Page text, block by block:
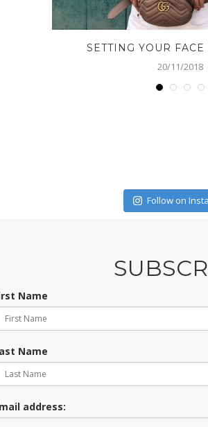
SETTING YOUR
20/11/2018
Follow on
Name
Name
address: